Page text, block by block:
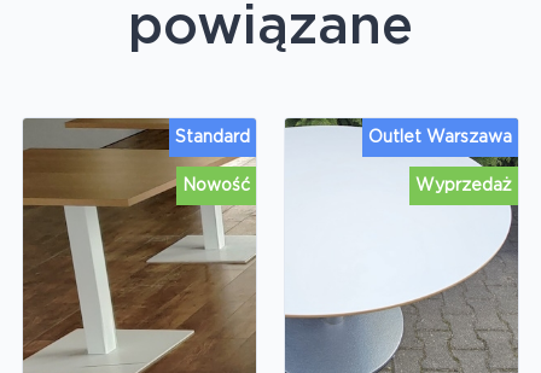
powiązane
Nowość
Standard
Wyprzedaż
Outlet Warszawa